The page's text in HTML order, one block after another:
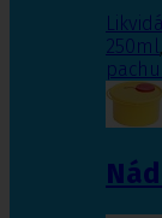
250ml,